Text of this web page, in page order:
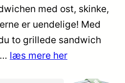
med ost, skinke,
er uendelige! Med
to grillede sandwich
læs mere her